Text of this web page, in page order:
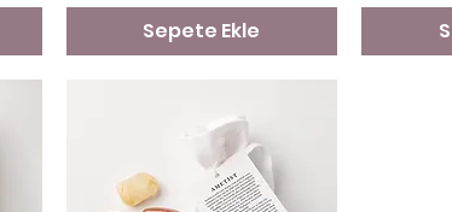
Sepete Ekle